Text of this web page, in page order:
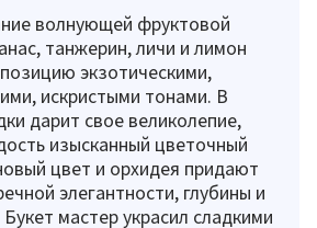
волнующей фруктовой
танжерин, личи и лимон
экзотическими,
искристыми тонами. В
дарит свое великолепие,
изысканный цветочный
цвет и орхидея придают
элегантности, глубины и
мастер украсил сладкими